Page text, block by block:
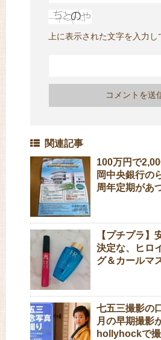
上に表示された文字を入力し
関連記事
100万円で
岡中央銀行の
周年定期があ
【プチプラ】
決定な、ヒロ
グ＆カールマ
七五三撮影の
月の早期撮影
hollyhockで